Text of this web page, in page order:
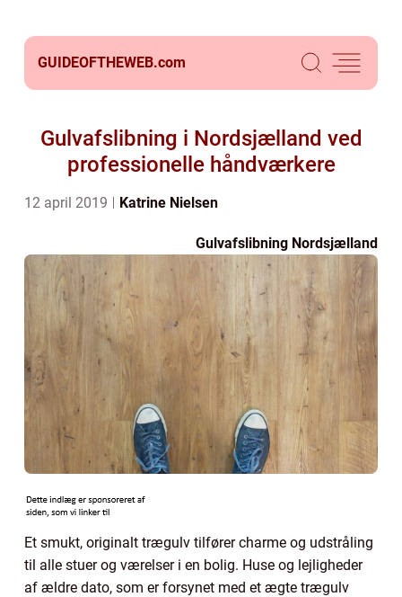
GUIDEOFTHEWEB.com
Gulvafslibning i Nordsjælland ved
professionelle håndværkere
12 april 2019 Katrine Nielsen
Gulvafslibning Nordsjælland
Et smukt, originalt trægulv tilfører charme og udstråling
til alle stuer og værelser i en bolig. Huse og lejligheder
af ældre dato, som er forsynet med et ægte trægulv